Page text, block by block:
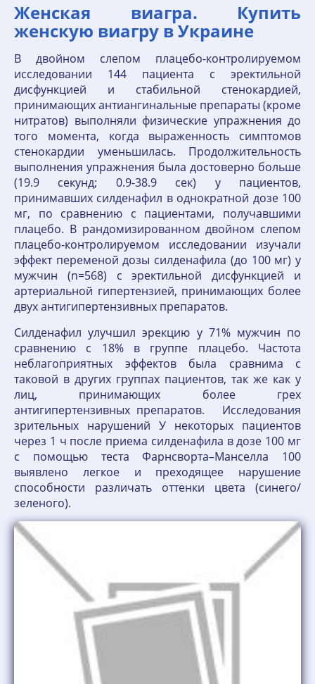
Женская виагра. Купить
женскую виагру в Украине
В двойном слепом плацебо-контролируемом
исследовании 144 пациента с эректильной
дисфункцией и стабильной стенокардией,
принимающих антиангинальные препараты (кроме
нитратов) выполняли физические упражнения до
того момента, когда выраженность симптомов
стенокардии уменьшилась. Продолжительность
выполнения упражнения была достоверно больше
(19.9 секунд; 0.9-38.9 сек) у пациентов,
принимавших силденафил в однократной дозе 100
мг, по сравнению с пациентами, получавшими
плацебо. В рандомизированном двойном слепом
плацебо-контролируемом исследовании изучали
эффект переменой дозы силденафила (до 100 мг) у
мужчин (n=568) с эректильной дисфункцией и
артериальной гипертензией, принимающих более
двух антигипертензивных препаратов.
Силденафил улучшил эрекцию у 71% мужчин по
сравнению с 18% в группе плацебо. Частота
неблагоприятных эффектов была сравнима с
таковой в других группах пациентов, так же как у
лиц, принимающих более грех
антигипертензивных препаратов. Исследования
зрительных нарушений У некоторых пациентов
через 1 ч после приема силденафила в дозе 100 мг
с помощью теста Фарнсворта–Манселла 100
выявлено легкое и преходящее нарушение
способности различать оттенки цвета (синего/
зеленого).